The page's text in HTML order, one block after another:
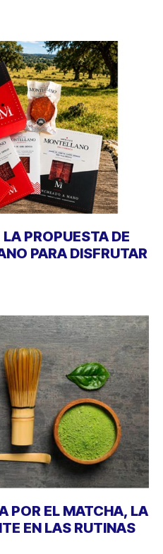
PROPUESTA DE
PARA DISFRUTAR
POR EL MATCHA, LA
EN LAS RUTINAS